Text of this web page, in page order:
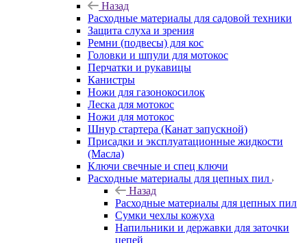
Назад
Расходные материалы для садовой техники
Защита слуха и зрения
Ремни (подвесы) для кос
Головки и шпули для мотокос
Перчатки и рукавицы
Канистры
Ножи для газонокосилок
Леска для мотокос
Ножи для мотокос
Шнур стартера (Канат запускной)
Присадки и эксплуатационные жидкости
(Масла)
Ключи свечные и спец ключи
Расходные материалы для цепных пил
Назад
Расходные материалы для цепных пил
Сумки чехлы кожуха
Напильники и державки для заточки
цепей